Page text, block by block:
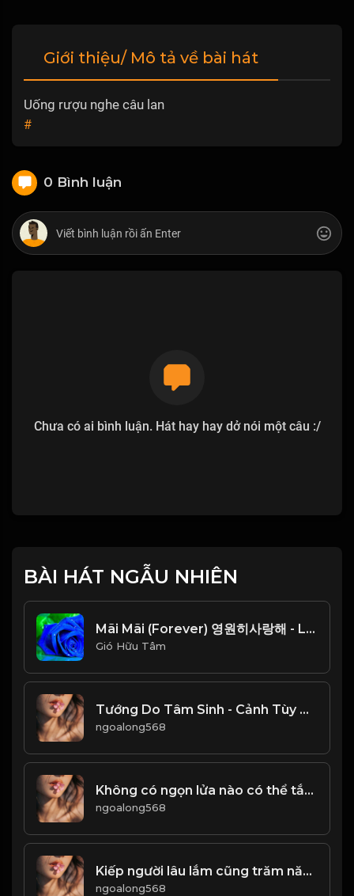
Giới thiệu/ Mô tả về bài hát
Uống rượu nghe câu lan
#
0 Bình luận
Chưa có ai bình luận. Hát hay hay dở nói một câu :/
BÀI HÁT NGẪU NHIÊN
Mãi Mãi (Forever) 영원히사랑해 - Lam Trường (안재욱) Beat Chuẩn_1766654396787
Gió Hữu Tâm
Tướng Do Tâm Sinh - Cảnh Tùy Tâm Chuyển & Đạo
ngoalong568
Không có ngọn lửa nào có thể tắt bằng sự nhẹ nhàng, không có băng tuyết nào có thể tan chảy bằng áp ấm! Đạo
ngoalong568
Kiếp người lâu lắm cũng trăm năm...! & Đạo
ngoalong568